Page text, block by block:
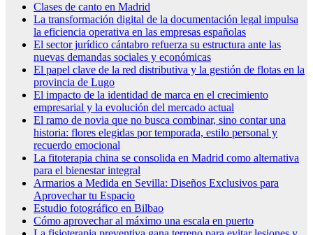
Clases de canto en Madrid
La transformación digital de la documentación legal impulsa
la eficiencia operativa en las empresas españolas
El sector jurídico cántabro refuerza su estructura ante las
nuevas demandas sociales y económicas
El papel clave de la red distributiva y la gestión de flotas en la
provincia de Lugo
El impacto de la identidad de marca en el crecimiento
empresarial y la evolución del mercado actual
El ramo de novia que no busca combinar, sino contar una
historia: flores elegidas por temporada, estilo personal y
recuerdo emocional
La fitoterapia china se consolida en Madrid como alternativa
para el bienestar integral
Armarios a Medida en Sevilla: Diseños Exclusivos para
Aprovechar tu Espacio
Estudio fotográfico en Bilbao
Cómo aprovechar al máximo una escala en puerto